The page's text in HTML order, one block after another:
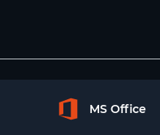
MS Office